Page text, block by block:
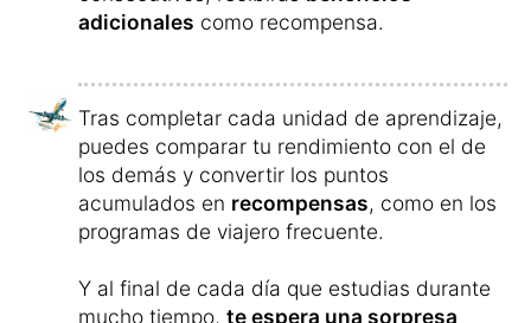
otros miembros de nuestracomunidad de
El curso, es un curso online y puedes usarlo
desde tu ordenador, tuteléfono móvil
indistintamente.
Tras haber aprendido activamente, puedes